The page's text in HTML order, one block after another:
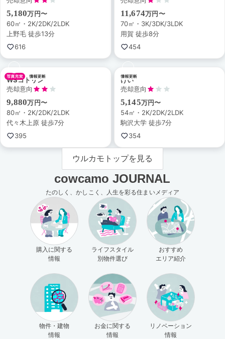
5,180万円〜
60㎡・2K/2DK/2LDK
上野毛 徒歩13分
616
11,674万円〜
70㎡・3K/3DK/3LDK
用賀 徒歩8分
454
WSコトリン
売却意向
9,880万円〜
80㎡・2K/2DK/2LDK
代々木上原 徒歩7分
395
けい
売却意向
5,145万円〜
54㎡・2K/2DK/2LDK
駒沢大学 徒歩7分
354
ウルカモトップを見る
cowcamo JOURNAL
たのしく、かしこく、人生を彩る住まいメディア
購入に関する
情報
ライフスタイル
別物件選び
おすすめ
エリア紹介
物件・建物
情報
お金に関する
情報
リノベーション
情報